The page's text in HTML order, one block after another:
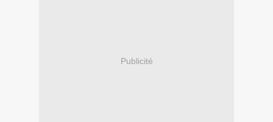
Publicité